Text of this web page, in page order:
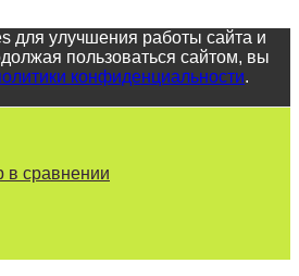
для улучшения работы сайта и
пользоваться сайтом, вы
конфиденциальности.
в сравнении